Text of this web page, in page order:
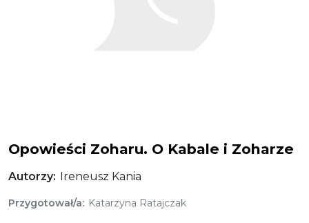
Opowieści Zoharu. O Kabale i Zoharze
Autorzy Ireneusz Kania
Przygotował/a Katarzyna Ratajczak